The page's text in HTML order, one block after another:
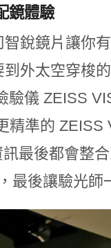
鏡體驗
銳鏡片讓你
外太空穿梭
儀 ZEISS
精準的 ZEISS
最後都會整
最後讓驗光師